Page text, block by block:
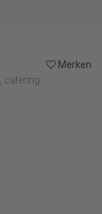
Merken
catering